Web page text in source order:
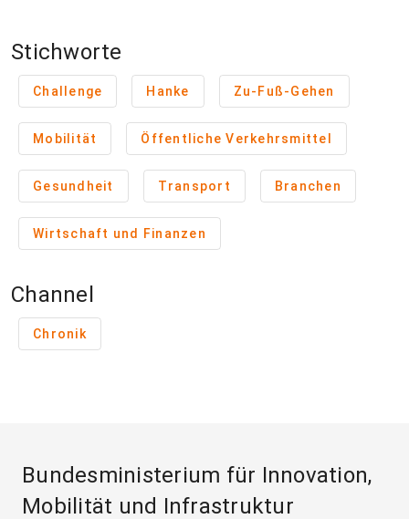
Stichworte
Challenge Hanke Zu-Fuß-Gehen
Mobilität Öffentliche Verkehrsmittel
Gesundheit Transport Branchen
Wirtschaft und Finanzen
Channel
Chronik
Bundesministerium für Innovation,
Mobilität und Infrastruktur